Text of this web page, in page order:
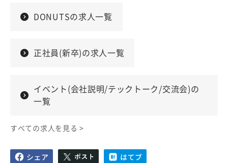
DONUTSの求人一覧
正社員(新卒)の求人一覧
イベント(会社説明/テックトーク/交流会)の
一覧
すべての求人を見る >